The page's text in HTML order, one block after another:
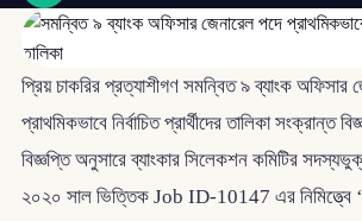
প্রিয় চাকরির প্রত্যাশীগণ সমন্বিত ৯ ব্যাংক অফিসার
প্রাথমিকভাবে নির্বাচিত প্রার্থীদের তালিকা সংক্রান্ত
বিজ্ঞপ্তি অনুসারে ব্যাংকার সিলেকশন কমিটির
২০২০ সাল ভিত্তিক Job ID-10147 এর নিমিত্ত্বে